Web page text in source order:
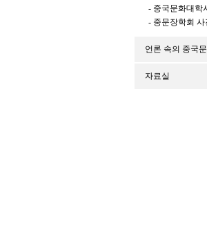
- 중국문화대학
- 중문장학회 사
언론 속의 중국
자료실